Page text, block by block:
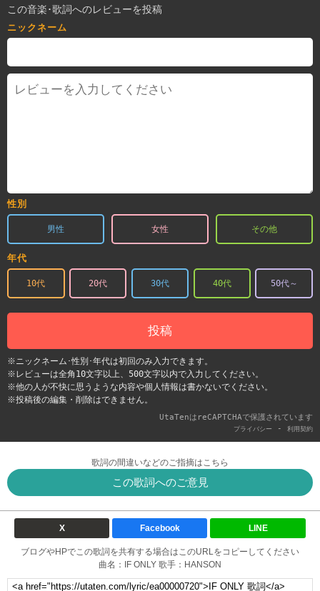
この音楽･歌詞へのレビューを投稿
ニックネーム
性別
男性 女性 その他
年代
10代 20代 30代 40代 50代～
投稿
※ニックネーム･性別･年代は初回のみ入力できます。
※レビューは全角10文字以上、500文字以内で入力してください。
※他の人が不快に思うような内容や個人情報は書かないでください。
※投稿後の編集・削除はできません。
UtaTenはreCAPTCHAで保護されています
プライバシー - 利用契約
歌詞の間違いなどのご指摘はこちら
この歌詞へのご意見
X Facebook LINE
ブログやHPでこの歌詞を共有する場合はこのURLをコピーしてください
曲名：IF ONLY 歌手：HANSON